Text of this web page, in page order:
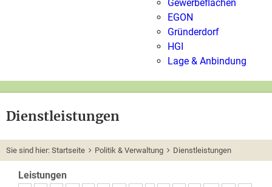
Gewerbeflächen
EGON
Gründerdorf
HGI
Lage & Anbindung
Dienstleistungen
Sie sind hier: Startseite Politik & Verwaltung Dienstleistungen
Leistungen